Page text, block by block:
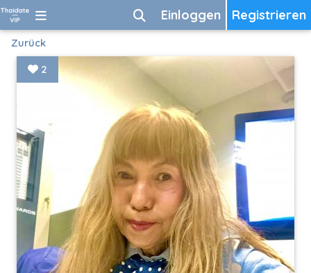
Registrieren
Einloggen
Zurück
2